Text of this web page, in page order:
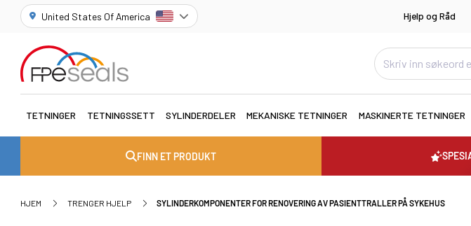
United States Of America Hjelp og Råd
TETNINGER TETNINGSSETT SYLINDERDELER MEKANISKE TETNINGER MASKINERTE TETNINGER
FINN ET PRODUKT
HJEM TRENGER HJELP SYLINDERKOMPONENTER FOR RENOVERING AV PASIENTTRALLER PÅ SYKEHUS